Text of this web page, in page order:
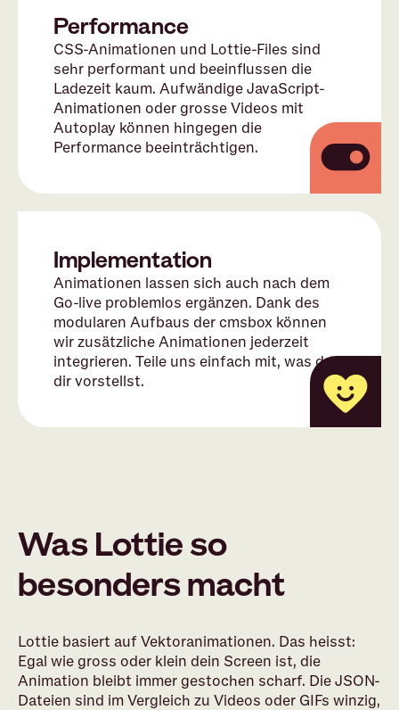
Performance
CSS-Animationen und Lottie-Files sind
sehr performant und beeinflussen die
Ladezeit kaum. Aufwändige JavaScript-
Animationen oder grosse Videos mit
Autoplay können hingegen die
Performance beeinträchtigen.
Implementation
Animationen lassen sich auch nach dem
Go-live problemlos ergänzen. Dank des
modularen Aufbaus der cmsbox können
wir zusätzliche Animationen jederzeit
integrieren. Teile uns einfach mit, was du
dir vorstellst.
Was Lottie so
besonders macht
Lottie basiert auf Vektoranimationen. Das heisst:
Egal wie gross oder klein dein Screen ist, die
Animation bleibt immer gestochen scharf. Die JSON-
Dateien sind im Vergleich zu Videos oder GIFs winzig,